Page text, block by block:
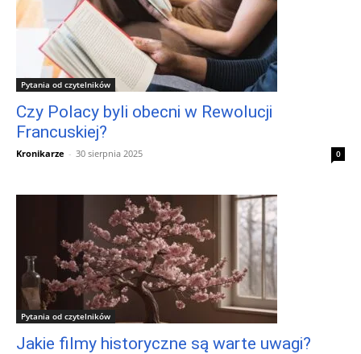
Pytania od czytelników
Czy Polacy byli obecni w Rewolucji
Francuskiej?
Kronikarze - 30 sierpnia 2025 0
Pytania od czytelników
Jakie filmy historyczne są warte uwagi?